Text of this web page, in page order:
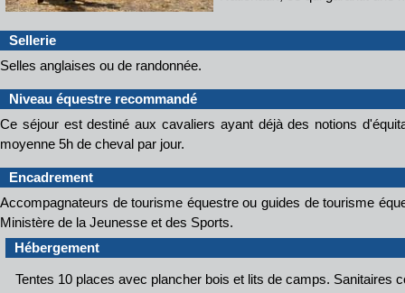
Sellerie
Selles anglaises ou de randonnée.
Niveau équestre recommandé
Ce séjour est destiné aux cavaliers ayant déjà des notions
moyenne 5h de cheval par jour.
Encadrement
Accompagnateurs de tourisme équestre ou guides de tourisme
Ministère de la Jeunesse et des Sports.
Hébergement
Tentes 10 places avec plancher bois et lits de camps. Sanitaires